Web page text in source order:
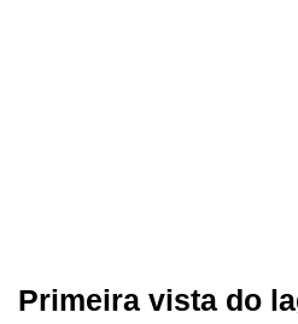
Primeira vista do